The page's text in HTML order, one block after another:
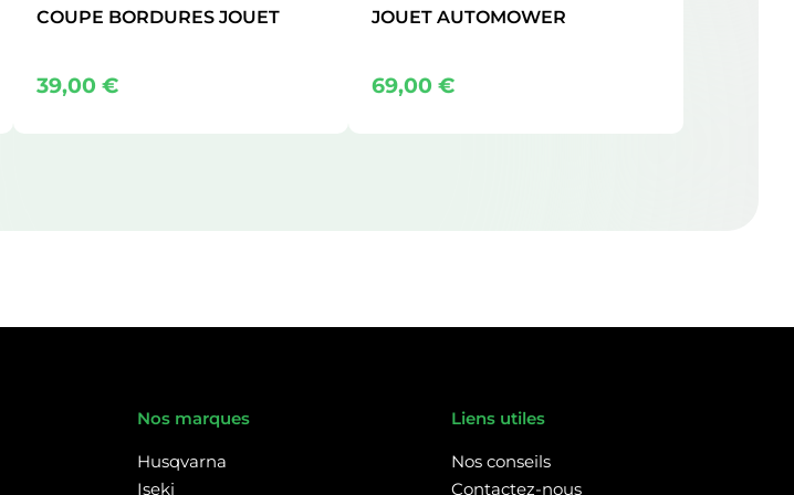
COUPE BORDURES JOUET
39,00€
JOUET AUTOMOWER
69,00€
Nos marques
Husqvarna
Iseki
Liens utiles
Nos conseils
Contactez-nous